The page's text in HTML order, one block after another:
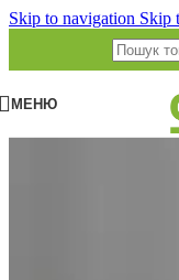
Skip to navigation Skip
МЕНЮ